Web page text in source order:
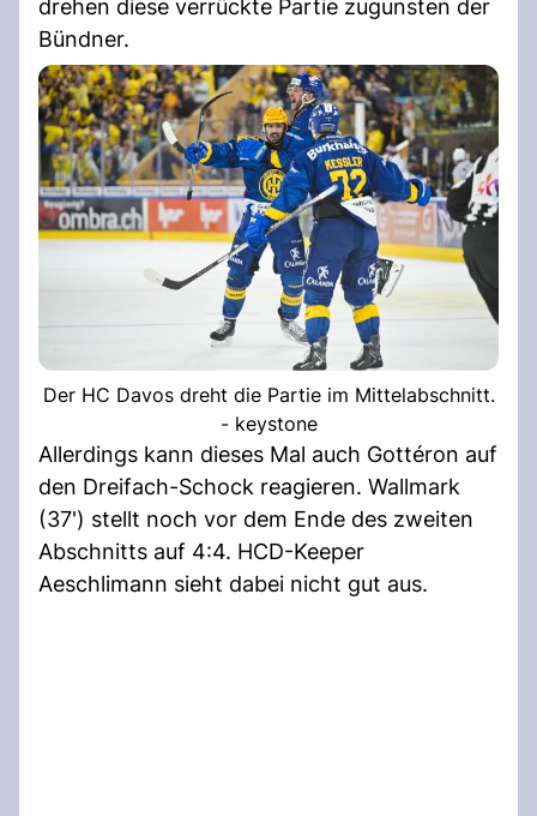
drehen diese verrückte Partie zugunsten der
Bündner.
Der HC Davos dreht die Partie im Mittelabschnitt.
- keystone
Allerdings kann dieses Mal auch Gottéron auf
den Dreifach-Schock reagieren. Wallmark
(37') stellt noch vor dem Ende des zweiten
Abschnitts auf 4:4. HCD-Keeper
Aeschlimann sieht dabei nicht gut aus.